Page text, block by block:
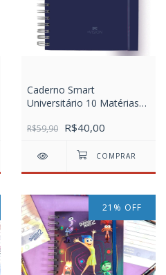
Caderno Smart
Universitário 10 Matérias
DAC Vision Azul
R$59,90 R$40,00
21 % OFF